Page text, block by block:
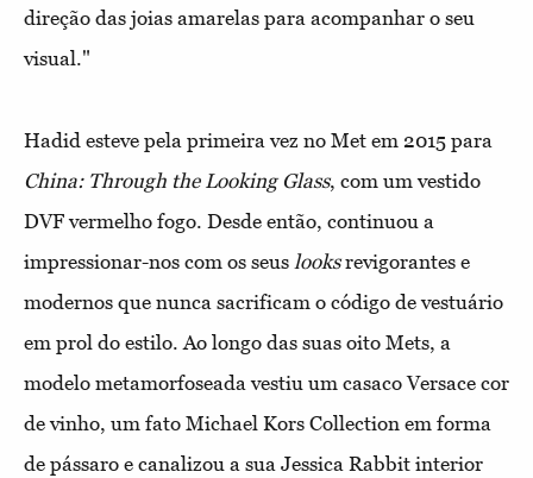
direção das joias amarelas para acompanhar o seu
visual."
Hadid esteve pela primeira vez no Met em 2015 para
China: Through the Looking Glass, com um vestido
DVF vermelho fogo. Desde então, continuou a
impressionar-nos com os seus looksrevigorantes e
modernos que nunca sacrificam o código de vestuário
em prol do estilo. Ao longo das suas oito Mets, a
modelo metamorfoseada vestiu um casaco Versace cor
de vinho, um fato Michael Kors Collection em forma
de pássaro e canalizou a sua Jessica Rabbit interior